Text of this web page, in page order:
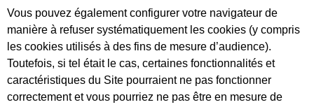
Vous pouvez également configurer votre navigateur de
manière à refuser systématiquement les cookies (y compris
les cookies utilisés à des fins de mesure d’audience).
Toutefois, si tel était le cas, certaines fonctionnalités et
caractéristiques du Site pourraient ne pas fonctionner
correctement et vous pourriez ne pas être en mesure de